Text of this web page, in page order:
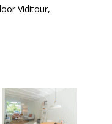
Viditour,